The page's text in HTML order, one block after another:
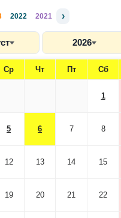
2022 2021 ›
2026
Ср Чт Пт Сб
1
5 6 7 8
12 13 14 15
19 20 21 22